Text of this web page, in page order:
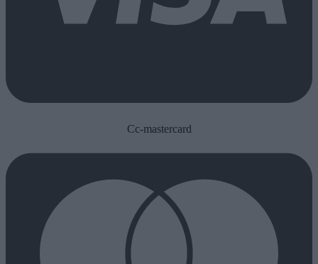
Cc-mastercard